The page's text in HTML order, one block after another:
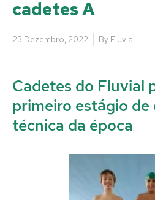
cadetes A
23 Dezembro, 2022 By Fluvial
Cadetes do Fluvial
primeiro estágio de
técnica da época